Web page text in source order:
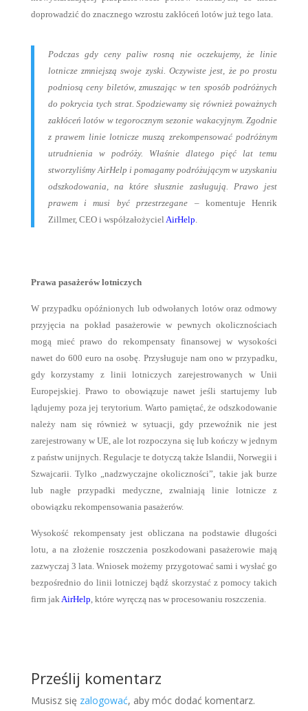
doprowadzić do znacznego wzrostu zakłóceń lotów już tego lata.
Podczas gdy ceny paliw rosną nie oczekujemy, że linie
lotnicze zmniejszą swoje zyski. Oczywiste jest, że po prostu
podniosą ceny biletów, zmuszając w ten sposób podróżnych
do pokrycia tych strat. Spodziewamy się również poważnych
zakłóceń lotów w tegorocznym sezonie wakacyjnym. Zgodnie
z prawem linie lotnicze muszą zrekompensować podróżnym
utrudnienia w podróży. Właśnie dlatego pięć lat temu
stworzyliśmy AirHelp i pomagamy podróżującym w uzyskaniu
odszkodowania, na które słusznie zasługują. Prawo jest
prawem i musi być przestrzegane – komentuje Henrik
Zillmer, CEO i współzałożyciel AirHelp.
Prawa pasażerów lotniczych
W przypadku opóźnionych lub odwołanych lotów oraz odmowy
przyjęcia na pokład pasażerowie w pewnych okolicznościach
mogą mieć prawo do rekompensaty finansowej w wysokości
nawet do 600 euro na osobę. Przysługuje nam ono w przypadku,
gdy korzystamy z linii lotniczych zarejestrowanych w Unii
Europejskiej. Prawo to obowiązuje nawet jeśli startujemy lub
lądujemy poza jej terytorium. Warto pamiętać, że odszkodowanie
należy nam się również w sytuacji, gdy przewoźnik nie jest
zarejestrowany w UE, ale lot rozpoczyna się lub kończy w jednym
z państw unijnych. Regulacje te dotyczą także Islandii, Norwegii i
Szwajcarii. Tylko „nadzwyczajne okoliczności”, takie jak burze
lub nagłe przypadki medyczne, zwalniają linie lotnicze z
obowiązku rekompensowania pasażerów.
Wysokość rekompensaty jest obliczana na podstawie długości
lotu, a na złożenie roszczenia poszkodowani pasażerowie mają
zazwyczaj 3 lata. Wniosek możemy przygotować sami i wysłać go
bezpośrednio do linii lotniczej bądź skorzystać z pomocy takich
firm jakAirHelp, które wyręczą nas w procesowaniu roszczenia.
Prześlij komentarz
Musisz się zalogować, aby móc dodać komentarz.